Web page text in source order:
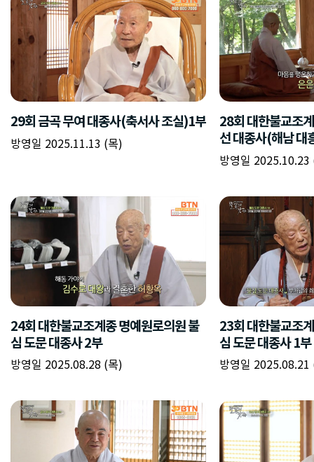
29회 금곡 무여 대종사(축서사 조실)1부
방영일 2025.11.13 (목)
28회 대한불교조
선 대종사(해남 대
방영일 2025.10.23
24회 대한불교조계종 명예원로의원 불
심 도문 대종사 2부
방영일 2025.08.28 (목)
23회 대한불교조
심 도문 대종사 1부
방영일 2025.08.21